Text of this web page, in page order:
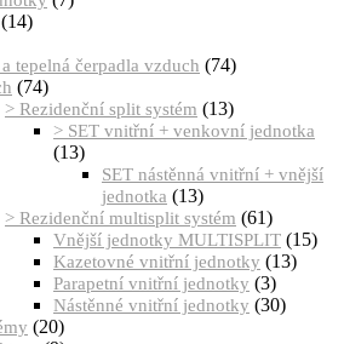
(14)
tepelná čerpadla vzduch (74)
(74)
> Rezidenční split systém (13)
> SET vnitřní + venkovní jednotka
(13)
SET nástěnná vnitřní + vnější
jednotka (13)
> Rezidenční multisplit systém (61)
Vnější jednotky MULTISPLIT (15)
Kazetovné vnitřní jednotky (13)
Parapetní vnitřní jednotky (3)
Nástěnné vnitřní jednotky (30)
(20)